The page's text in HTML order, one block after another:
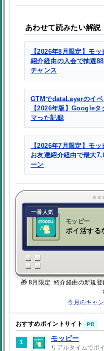
あわせて読みたい解説
【2026年8月限定】モ
紹介経由の入会で抽選
チャンス
GTMでdataLayerのイ
【2026年版】Google
マった記録
【2026年7月限定】モ
お友達紹介経由で最大
ーン
一番人気
モッピー
ポイ活する
🎁 8月限定: 紹介経由の新規
今月のキャ
おすすめポイントサイト PR
1
モッピー
リアルタイムでポ